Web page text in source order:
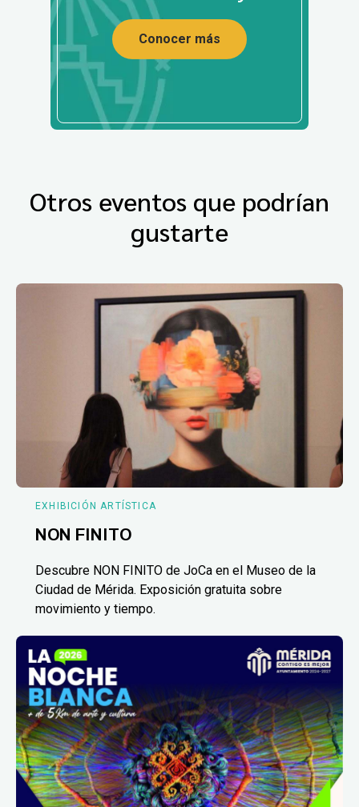
Conocer más
Otros eventos que podrían
gustarte
EXHIBICIÓN ARTÍSTICA
NON FINITO
Descubre NON FINITO de JoCa en el Museo de la
Ciudad de Mérida. Exposición gratuita sobre
movimiento y tiempo.